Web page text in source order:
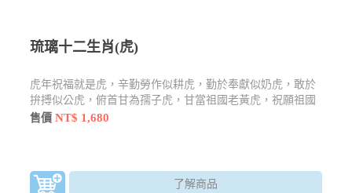
琉璃十二生肖(虎)
虎年祝福就是虎，辛勤勞作似耕虎，勤於奉獻似奶虎，敢於
拚搏似公虎，俯首甘為孺子虎，甘當祖國老黃虎，祝願祖國
虎更虎
售價NT$ 1,680
了解商品